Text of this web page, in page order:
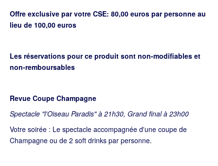
Offre exclusive par votre CSE: 80,00 euros par personne au
lieu de 100,00 euros
Les réservations pour ce produit sont non-modifiables et
non-remboursables
Revue Coupe Champagne
Spectacle "l'Oiseau Paradis" à 21h30, Grand final à 23h00
Votre soirée : Le spectacle accompagnée d'une coupe de
Champagne ou de 2 soft drinks par personne.